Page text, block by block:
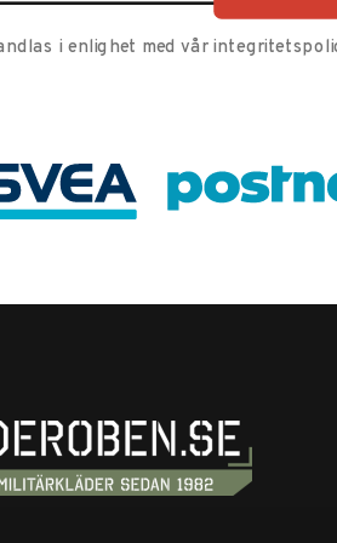
i enlighet med vår